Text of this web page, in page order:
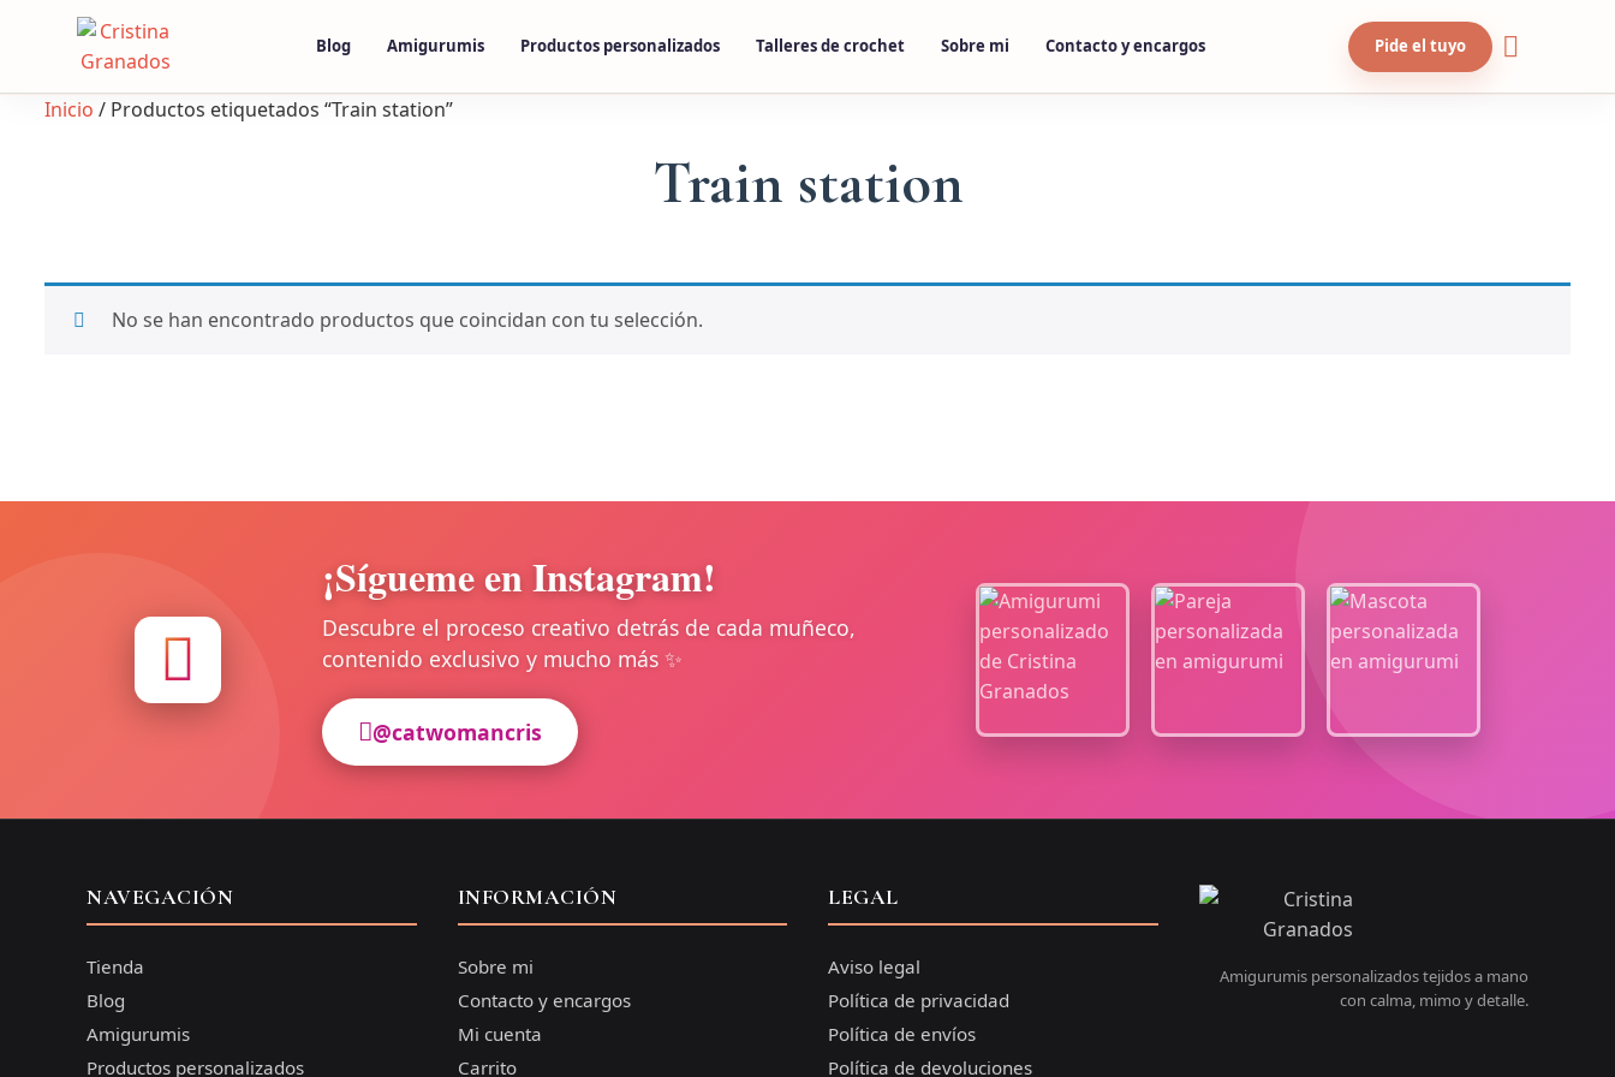
Blog Amigurumis Productos personalizados Talleres de crochet Sobre mi Contacto y encargos Pide el tuyo
Inicio / Productos etiquetados “Train station”
Train station
No se han encontrado productos que coincidan con tu selección.
¡Sígueme en Instagram!
Descubre el proceso creativo detrás de cada muñeco,
contenido exclusivo y mucho más ✨
@catwomancris
NAVEGACIÓN
Tienda
Blog
Amigurumis
Productos personalizados
INFORMACIÓN
Sobre mi
Contacto y encargos
Mi cuenta
Carrito
LEGAL
Aviso legal
Política de privacidad
Política de envíos
Política de devoluciones
Amigurumis personalizados tejidos a mano
con calma, mimo y detalle.